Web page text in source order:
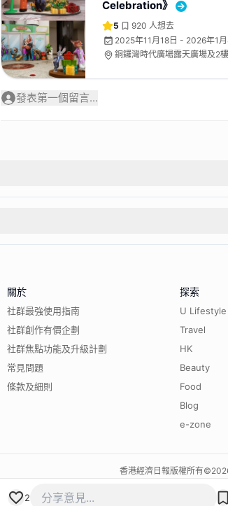
Celebration》
5 920 人想去
2025年11月18日 - 2026年1
銅鑼灣時代廣場露天廣場及2
發表第一個留言...
2
關於
社群最強使用指南
社群創作有價企劃
社群焦點功能及升級計劃
常見問題
條款及細則
探索
U Lifestyle
Travel
HK
Beauty
Food
Blog
e-zone
香港經濟日報版權所有©